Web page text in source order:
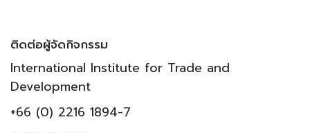
ติดต่อผู้จัดกิจกรรม
International Institute for Trade and
Development
+66 (0) 2216 1894-7